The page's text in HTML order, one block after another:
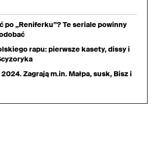
po „Reniferku”? Te seriale powinny
rapu: pierwsze kasety, dissy i
Zagrają m.in. Małpa, susk, Bisz i